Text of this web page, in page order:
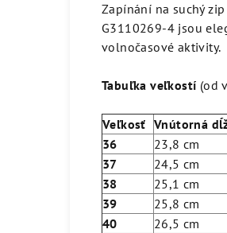
Zapínání na suchý
G3110269-4 jsou
volnočasové aktivity.
Tabuľka veľkostí (od
Veľkosť Vnútorná
36
23,8 cm
37
24,5 cm
38
25,1 cm
39
25,8 cm
40
26,5 cm